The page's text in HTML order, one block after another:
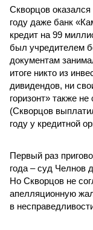
Скворцов
году даже банк
кредит на 99
был учредителем
документам
итоге никто из
дивидендов, ни
горизонт» также
(Скворцов
году у кредитной
Первый раз
года – суд Челнов
Но Скворцов не
апелляционную
в